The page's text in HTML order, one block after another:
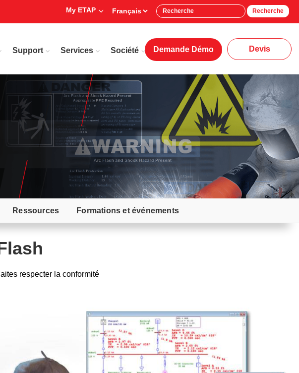
My ETAP Recherche
Support Services Société Demande Démo Devis
Ressources Formations et événements
respecter la conformité